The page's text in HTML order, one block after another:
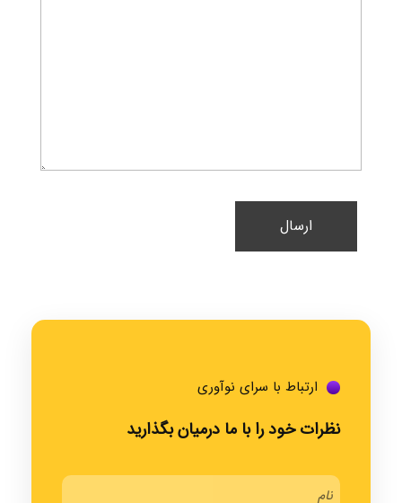
ارتباط با سرای نوآوری
نظرات خود را با ما درمیان بگذارید